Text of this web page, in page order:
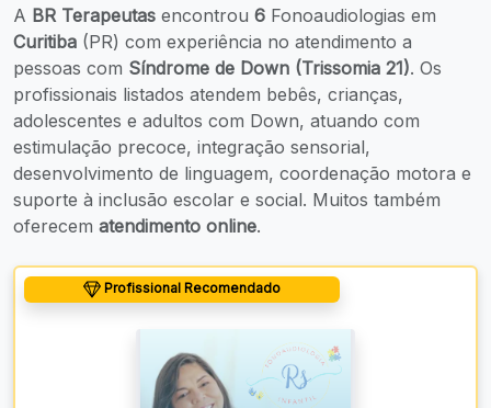
A BR Terapeutas encontrou 6 Fonoaudiologias em
Curitiba (PR) com experiência no atendimento a
pessoas com Síndrome de Down (Trissomia 21). Os
profissionais listados atendem bebês, crianças,
adolescentes e adultos com Down, atuando com
estimulação precoce, integração sensorial,
desenvolvimento de linguagem, coordenação motora e
suporte à inclusão escolar e social. Muitos também
oferecem atendimento online.
Profissional Recomendado